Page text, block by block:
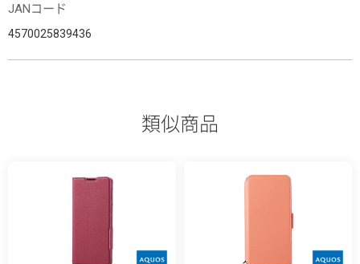
JANコード
4570025839436
類似商品